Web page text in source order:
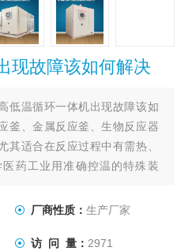
现故障该如何解决
低温循环一体机出现故障该如
釜、金属反应釜、生物反应器
其适合在反应过程中有需热、
药工业用准确控温的特殊装
厂商性质： 生产厂家
访 问 量： 2971